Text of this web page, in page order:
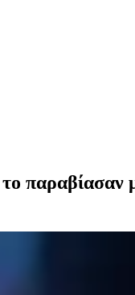
παραβίασαν